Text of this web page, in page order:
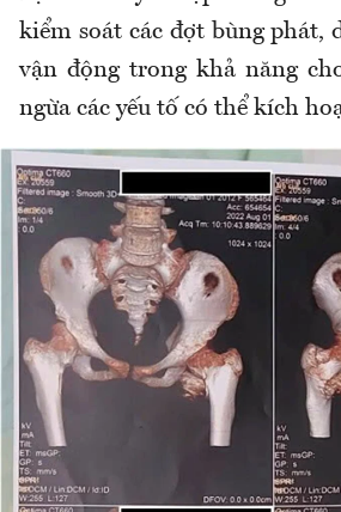
kiểm soát các đợt bùng phát,
vận động trong khả năng
ngừa các yếu tố có thể kích